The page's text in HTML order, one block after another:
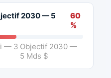
2030 — 5
60
%
— 3 Objectif 2030 —
5 Mds $